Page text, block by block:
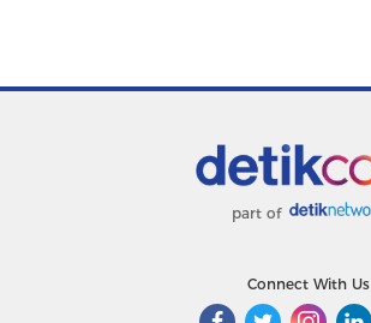
part of
Connect With Us